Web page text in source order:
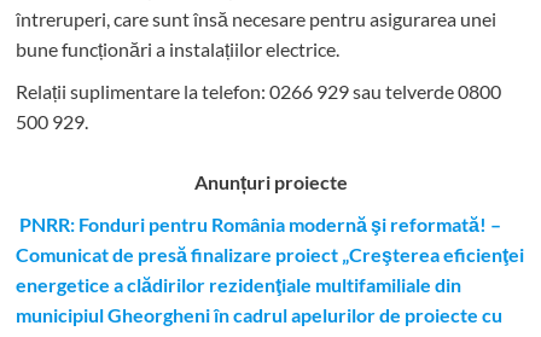
întreruperi, care sunt însă necesare pentru asigurarea unei
bune funcționări a instalațiilor electrice.
Relații suplimentare la telefon: 0266 929 sau telverde 0800
500 929.
Anunțuri proiecte
PNRR: Fonduri pentru România modernă şi reformată! –
Comunicat de presă finalizare proiect „Creşterea eficienţei
energetice a clădirilor rezidenţiale multifamiliale din
municipiul Gheorgheni în cadrul apelurilor de proiecte cu